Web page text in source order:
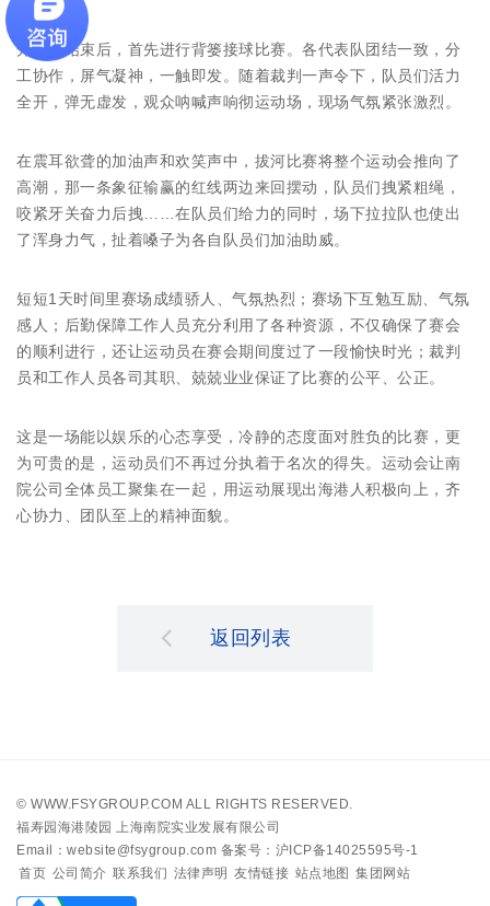
开幕式结束后，首先进行背篓接球比赛。各代表队团结一致，分
工协作，屏气凝神，一触即发。随着裁判一声令下，队员们活力
全开，弹无虚发，观众呐喊声响彻运动场，现场气氛紧张激烈。
在震耳欲聋的加油声和欢笑声中，拔河比赛将整个运动会推向了
高潮，那一条象征输赢的红线两边来回摆动，队员们拽紧粗绳，
咬紧牙关奋力后拽……在队员们给力的同时，场下拉拉队也使出
了浑身力气，扯着嗓子为各自队员们加油助威。
短短1天时间里赛场成绩骄人、气氛热烈；赛场下互勉互励、气氛
感人；后勤保障工作人员充分利用了各种资源，不仅确保了赛会
的顺利进行，还让运动员在赛会期间度过了一段愉快时光；裁判
员和工作人员各司其职、兢兢业业保证了比赛的公平、公正。
这是一场能以娱乐的心态享受，冷静的态度面对胜负的比赛，更
为可贵的是，运动员们不再过分执着于名次的得失。运动会让南
院公司全体员工聚集在一起，用运动展现出海港人积极向上，齐
心协力、团队至上的精神面貌。
返回列表
© WWW.FSYGROUP.COM ALL RIGHTS RESERVED.
福寿园海港陵园 上海南院实业发展有限公司
Email：website@fsygroup.com 备案号：沪ICP备14025595号-1
首页 公司简介 联系我们 法律声明 友情链接 站点地图 集团网站